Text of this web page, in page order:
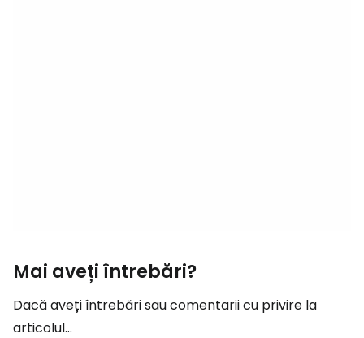
Mai aveți întrebări?
Dacă aveți întrebări sau comentarii cu privire la
articolul...